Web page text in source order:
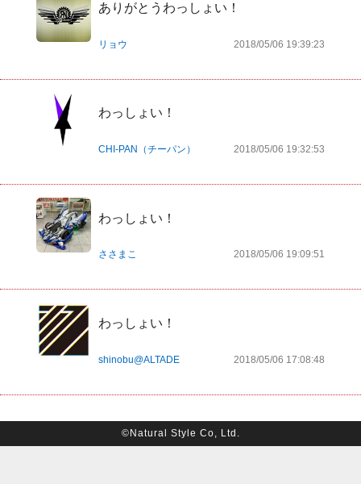
ありがとうわっしょい！
リョウ 2018/05/06 19:39:23
わっしょい！
CHI-PAN（チーパン） 2018/05/06 19:32:53
わっしょい！
ささまこ 2018/05/06 19:09:51
わっしょい！
shinobu@ALTADE 2018/05/06 17:08:48
©Natural Style Co, Ltd.